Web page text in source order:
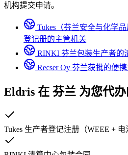
机构提交申请。
Tukes（芬兰安全与化学品
登记册的主管机关
RINKI 芬兰包装生产者的
Recser Oy 芬兰获批的便
Eldris 在 芬兰 为您代
Tukes 生产者登记注册（WEEE + 电